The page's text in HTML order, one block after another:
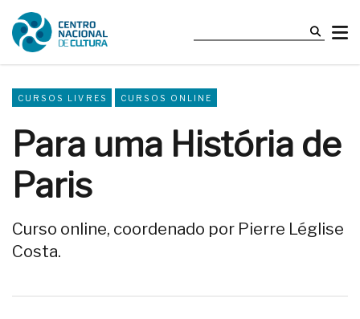
CURSOS LIVRES CURSOS ONLINE
Para uma História de
Paris
Curso online, coordenado por Pierre Léglise
Costa.